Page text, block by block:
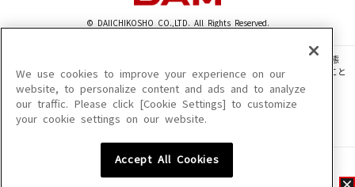
© DAIICHIKOSHO CO.,LTD. All Rights Reserved.
このサイトに掲載されている一切の文章・画像・写真・動画・音声等を、手段や形態
を問わず、著作権法の定める範囲を超えて無断で複製、転載、ファイル化などすること
を禁じます。
楽曲及びコンテンツは、機種によりご利用いただけない場合があります。
楽曲及びコンテンツの配信日、配信内容が変更になる場合があります。
We use cookies to improve your experience on our
website, to personalize content and ads and to analyze
our traffic. Please click [Cookie Settings] to customize
your cookie settings on our website.
Accept All Cookies